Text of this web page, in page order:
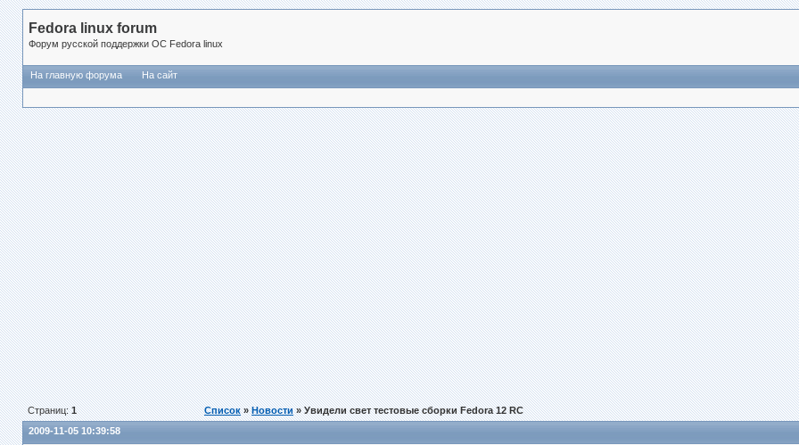
Fedora linux forum
Форум русской поддержки ОС Fedora linux
На главную форума На сайт
Страниц:1 Список»Новости» Увидели свет тестовые сборки Fedora 12 RC
2009-11-05 10:39:58